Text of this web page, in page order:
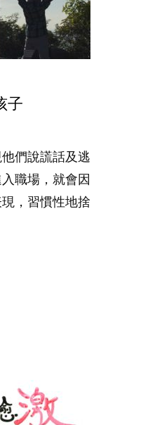
子
們說謊話及逃
職場，就會因
，習慣性地捨